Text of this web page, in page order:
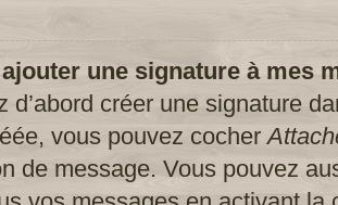
une signature à mes
d’abord créer une signature
vous pouvez cocher
de message. Vous pouvez